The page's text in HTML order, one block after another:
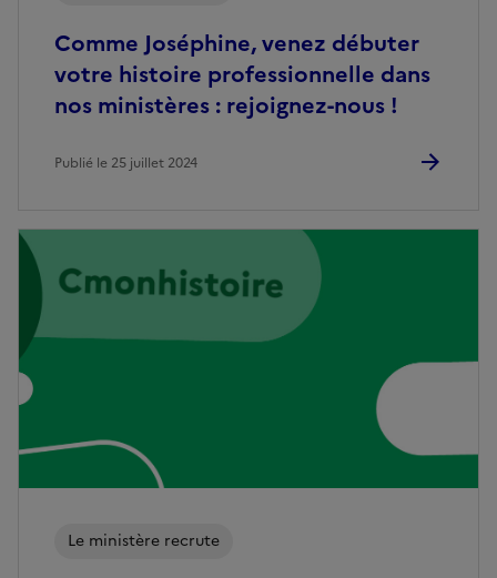
Comme Joséphine, venez débuter
votre histoire professionnelle dans
nos ministères : rejoignez-nous !
Publié le 25 juillet 2024
Le ministère recrute
Image